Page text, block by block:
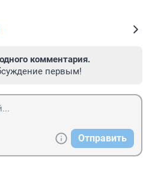
комментария.
первым!
Отправить